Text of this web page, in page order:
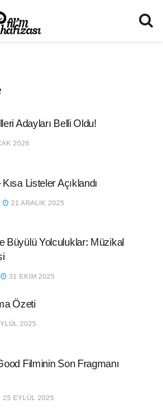
Adayları Belli Oldu!
2026
Listeler Açıklandı
21 ARALIK 2025
Büyülü Yolculuklar: Müzikal
31 EKIM 2025
Özeti
2025
Filminin Son Fragmanı
25 EYLÜL 2025